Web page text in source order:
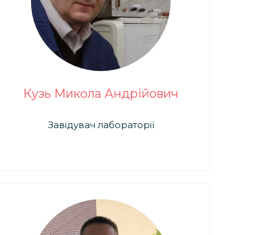
Кузь Микола Андрійович
Завідувач лабораторії